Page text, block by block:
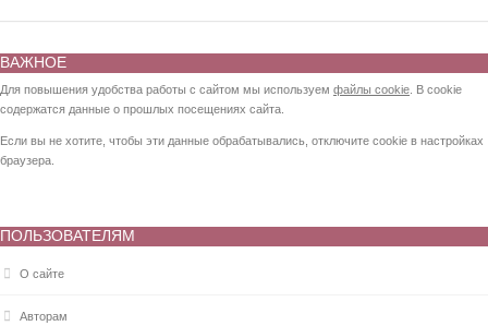
ВАЖНОЕ
Для повышения удобства работы с сайтом мы используем файлы cookie . В cookie
содержатся данные о прошлых посещениях сайта.
Если вы не хотите, чтобы эти данные обрабатывались, отключите cookie в настройках
браузера.
ПОЛЬЗОВАТЕЛЯМ
О сайте
Авторам